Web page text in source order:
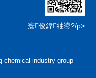
寰俊鍏紬鍙?/p>
chemical industry group